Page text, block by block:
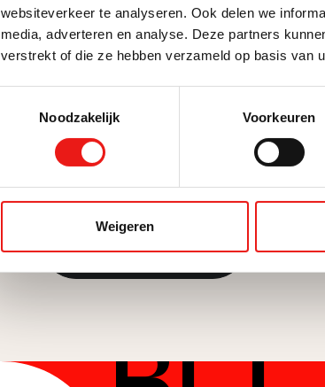
websiteverkeer te analyseren. Ook delen we
media, adverteren en analyse. Deze partners
verstrekt of die ze hebben verzameld op basis van
Noodzakelijk
Voorkeuren
Weigeren
gegevens door MENTALL BV. HetPrivacy